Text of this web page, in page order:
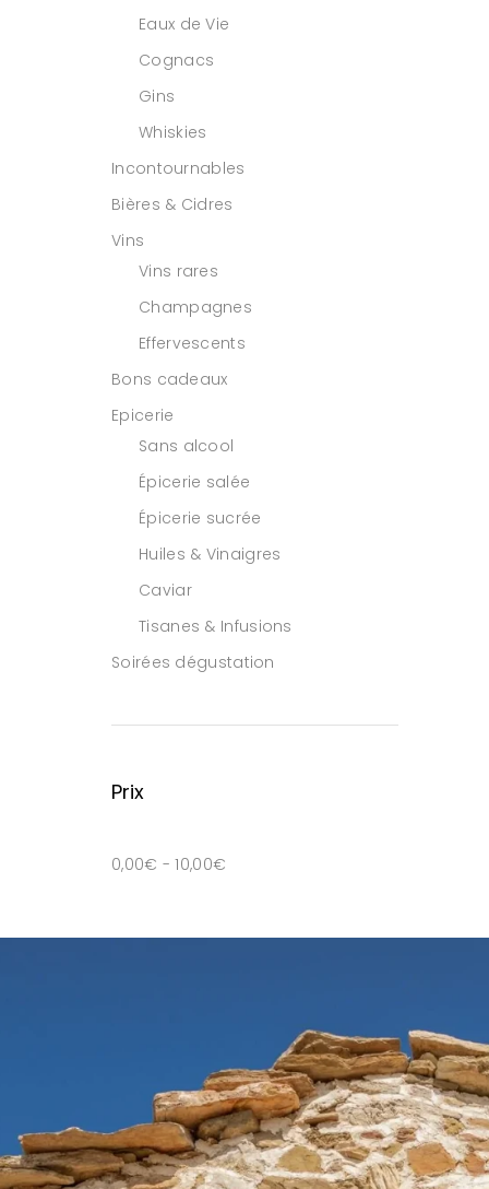
Eaux de Vie
Cognacs
Gins
Whiskies
Incontournables
Bières & Cidres
Vins
Vins rares
Champagnes
Effervescents
Bons cadeaux
Epicerie
Sans alcool
Épicerie salée
Épicerie sucrée
Huiles & Vinaigres
Caviar
Tisanes & Infusions
Soirées dégustation
Prix
0,00€ -10,00€